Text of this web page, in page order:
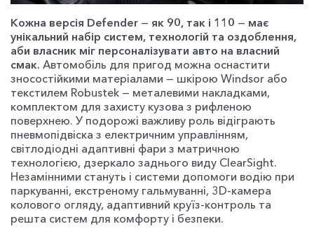
Кожна версія Defender — як 90, так і 110 — має
унікальний набір систем, технологій та оздоблення,
аби власник міг персоналізувати авто на власний
смак. Автомобіль для пригод можна оснастити
зносостійкими матеріалами — шкірою Windsor або
текстилем Robustek — металевими накладками,
комплектом для захисту кузова з рифленою
поверхнею. У подорожі важливу роль відіграють
пневмопідвіска з електричним управлінням,
світлодіодні адаптивні фари з матричною
технологією, дзеркало заднього виду ClearSight.
Незамінними стануть і системи допомоги водію при
паркуванні, екстреному гальмуванні, 3D-камера
колового огляду, адаптивний круїз-контроль та
решта систем для комфорту і безпеки.